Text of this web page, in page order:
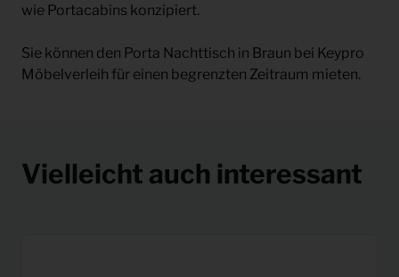
wie Portacabins konzipiert.
Sie können den Porta Nachttisch in Braun bei Keypro
Möbelverleih für einen begrenzten Zeitraum mieten.
Vielleicht auch interessant